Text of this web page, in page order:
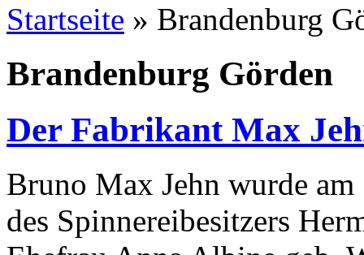
Startseite » Brandenburg
Brandenburg Görden
Der Fabrikant Max
Bruno Max Jehn wurde
des Spinnereibesitzers